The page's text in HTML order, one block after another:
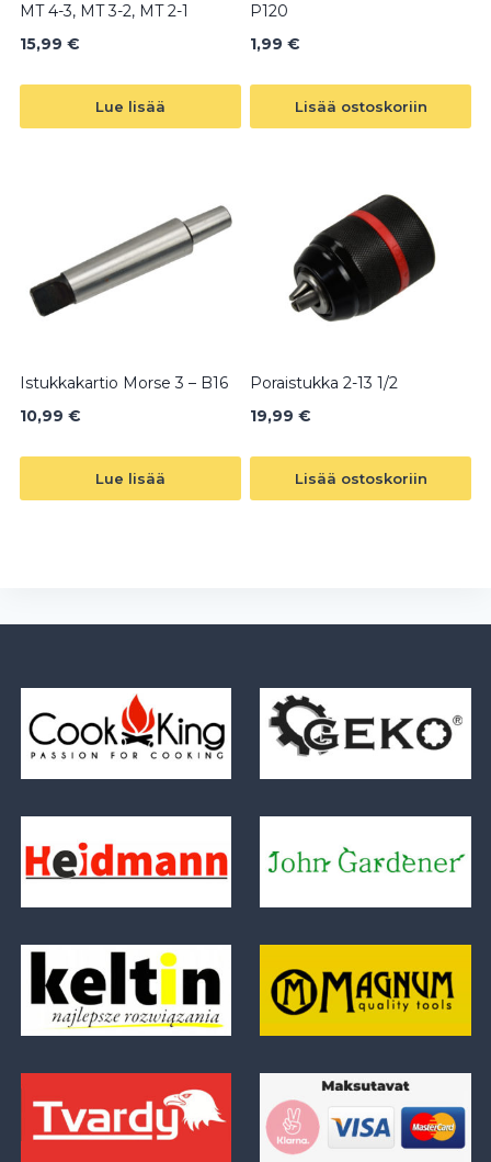
MT 4-3, MT 3-2, MT 2-1
15,99 €
Lue lisää
P120
1,99 €
Lisää ostoskoriin
Istukkakartio Morse 3 – B16
10,99 €
Lue lisää
Poraistukka 2-13 1/2
19,99 €
Lisää ostoskoriin